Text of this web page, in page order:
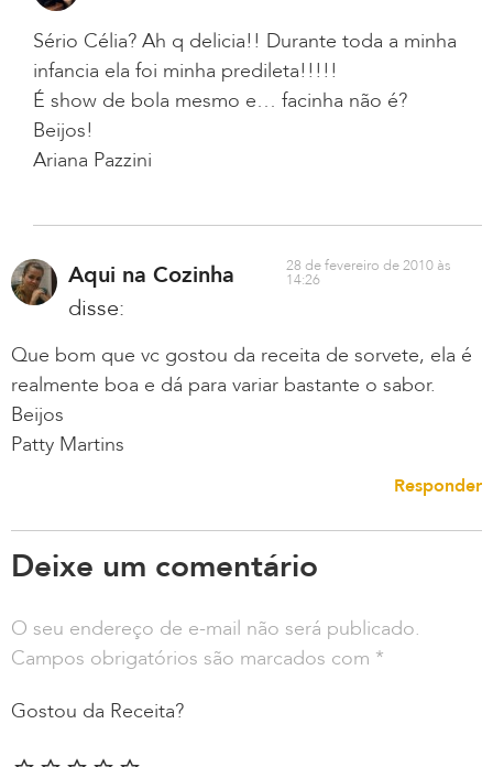
Sério Célia? Ah q delicia!! Durante toda a minha
infancia ela foi minha predileta!!!!!
É show de bola mesmo e… facinha não é?
Beijos!
Ariana Pazzini
Aqui na Cozinha
disse:
28 de fevereiro de 2010 às
14:26
Que bom que vc gostou da receita de sorvete, ela é
realmente boa e dá para variar bastante o sabor.
Beijos
Patty Martins
Responder
Deixe um comentário
O seu endereço de e-mail não será publicado.
Campos obrigatórios são marcados com *
Gostou da Receita?